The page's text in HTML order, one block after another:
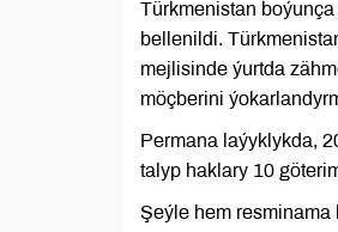
Türkmenistan
bellenildi.
mejlisinde ýurtda
möçberini
Permana laýyklykda,
talyp haklary 10
Şeýle hem